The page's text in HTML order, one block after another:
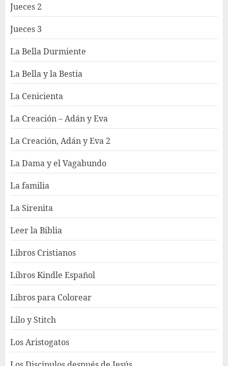
Jueces 2
Jueces 3
La Bella Durmiente
La Bella y la Bestia
La Cenicienta
La Creación – Adán y Eva
La Creación, Adán y Eva 2
La Dama y el Vagabundo
La familia
La Sirenita
Leer la Biblia
Libros Cristianos
Libros Kindle Español
Libros para Colorear
Lilo y Stitch
Los Aristogatos